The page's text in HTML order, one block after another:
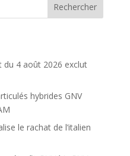
Rechercher
du 4 août 2026 exclut
hybrides GNV
le rachat de l’italien